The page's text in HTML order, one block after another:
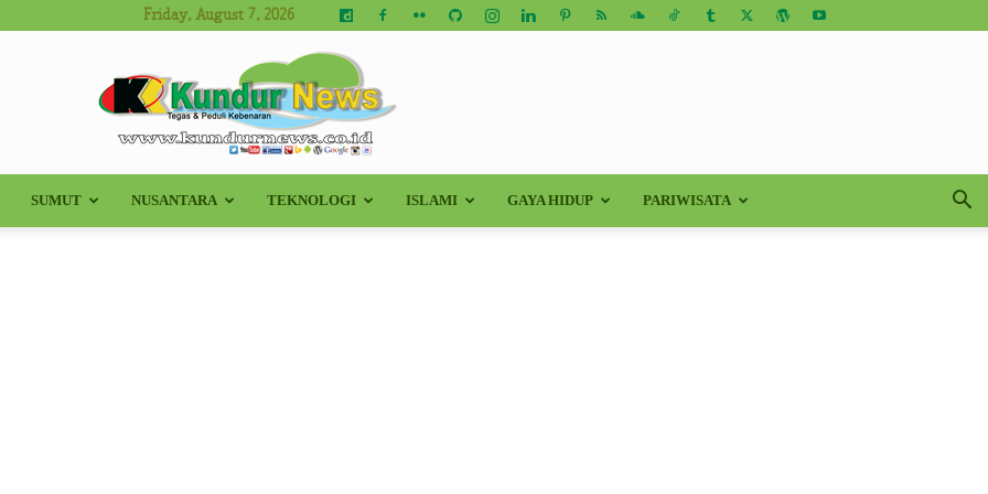
Friday, August 7, 2026
Kundur
SUMUT NUSANTARA TEKNOLOGI ISLAMI GAYA HIDUP PARIWISATA